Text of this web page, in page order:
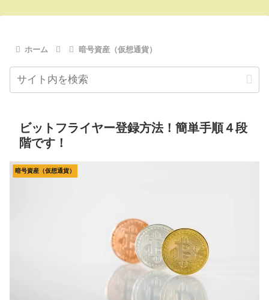
ホーム 暗号資産（仮想通貨）
ビットフライヤー登録方法！簡単手順４段
階です！
暗号資産（仮想通貨）